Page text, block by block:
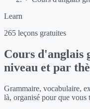
Learn
265 leçons gratuites
Cours d'anglais
niveau et par
Grammaire, vocabulaire,
là, organisé pour que vous